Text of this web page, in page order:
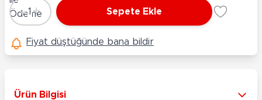
Adet
-1 + Sepete Ekle
Fiyat düştüğünde bana bildir
Ürün Bilgisi